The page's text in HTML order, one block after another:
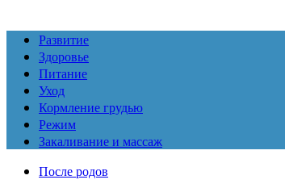
Развитие
Здоровье
Питание
Уход
Кормление грудью
Режим
Закаливание и массаж
После родов